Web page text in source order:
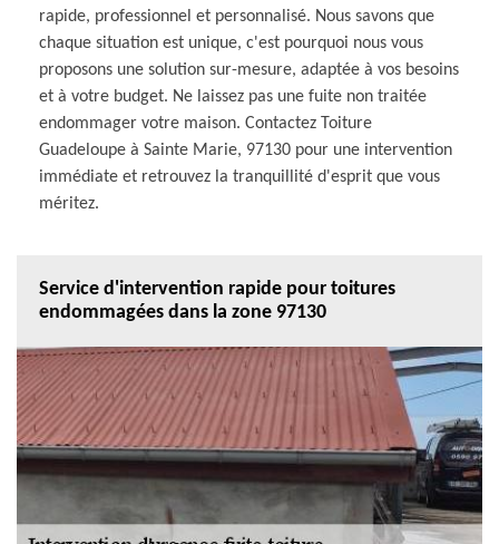
rapide, professionnel et personnalisé. Nous savons que
chaque situation est unique, c'est pourquoi nous vous
proposons une solution sur-mesure, adaptée à vos besoins
et à votre budget. Ne laissez pas une fuite non traitée
endommager votre maison. Contactez Toiture
Guadeloupe à Sainte Marie, 97130 pour une intervention
immédiate et retrouvez la tranquillité d'esprit que vous
méritez.
Service d'intervention rapide pour toitures
endommagées dans la zone 97130